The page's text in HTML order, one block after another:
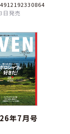
日発売
年7月号